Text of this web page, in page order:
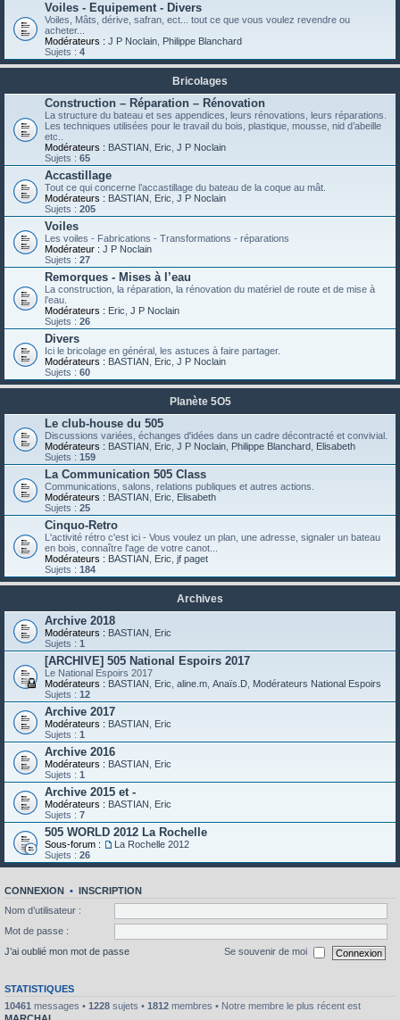
Voiles - Equipement - Divers
Voiles, Mâts, dérive, safran, ect... tout ce que vous voulez revendre ou
acheter...
Modérateurs : J P Noclain Philippe Blanchard
Sujets : 4
Bricolages
Construction – Réparation – Rénovation
La structure du bateau et ses appendices, leurs rénovations, leurs réparations.
Les techniques utilisées pour le travail du bois, plastique, mousse, nid d’abeille
etc..
Modérateurs : BASTIAN Eric J P Noclain
Sujets : 65
Accastillage
Tout ce qui concerne l’accastillage du bateau de la coque au mât.
Modérateurs : BASTIAN Eric J P Noclain
Sujets : 205
Voiles
Les voiles - Fabrications - Transformations - réparations
Modérateur : J P Noclain
Sujets : 27
Remorques - Mises à l’eau
La construction, la réparation, la rénovation du matériel de route et de mise à
l’eau.
Modérateurs : Eric J P Noclain
Sujets : 26
Divers
Ici le bricolage en général, les astuces à faire partager.
Modérateurs : BASTIAN Eric J P Noclain
Sujets : 60
Planète 5O5
Le club-house du 505
Discussions variées, échanges d'idées dans un cadre décontracté et convivial.
Modérateurs : BASTIAN Eric J P Noclain Philippe Blanchard Elisabeth
Sujets : 159
La Communication 505 Class
Communications, salons, relations publiques et autres actions.
Modérateurs : BASTIAN Eric
Elisabeth
Sujets : 25
Cinquo-Retro
L'activité rétro c'est ici - Vous voulez un plan, une adresse, signaler un bateau
en bois, connaître l'age de votre canot...
Modérateurs : BASTIAN Eric jf paget
Sujets : 184
Archives
Archive 2018
Modérateurs : BASTIAN
Eric
Sujets : 1
[ARCHIVE] 505 National Espoirs 2017
Le National Espoirs 2017
Modérateurs : BASTIAN Eric aline.m Anaïs.D Modérateurs National Espoirs
Sujets : 12
Archive 2017
Modérateurs : BASTIAN
Eric
Sujets : 1
Archive 2016
Modérateurs : BASTIAN
Eric
Sujets : 1
Archive 2015 et -
Modérateurs : BASTIAN
Eric
Sujets : 7
505 WORLD 2012 La Rochelle
Sous-forum :
La Rochelle 2012
Sujets : 26
CONNEXION • INSCRIPTION
Nom d’utilisateur :
Mot de passe :
J’ai oublié mon mot de passe
Se souvenir de moi
STATISTIQUES
10461 messages • 1228 sujets • 1812 membres • Notre membre le plus récent est